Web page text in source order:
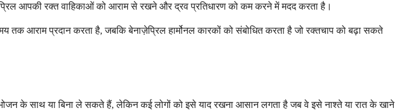
आपकी रक्त वाहिकाओं को आराम से रखने और द्रव प्रतिधारण को कम करने में मदद करता है।
आराम प्रदान करता है, जबकि बेनाज़ेप्रिल हार्मोनल कारकों को संबोधित करता है जो रक्तचाप को बढ़ा सकते
के साथ या बिना ले सकते हैं, लेकिन कई लोगों को इसे याद रखना आसान लगता है जब वे इसे नाश्ते या रात के खाने